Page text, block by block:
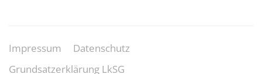
Impressum
Datenschutz
Grundsatzerklärung LkSG